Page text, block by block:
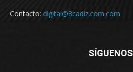
Contacto: digital@8cadiz.com.com
SÍGUENOS